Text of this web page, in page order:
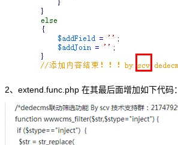
2、extend.func.php 在其最后面增加如下代码：